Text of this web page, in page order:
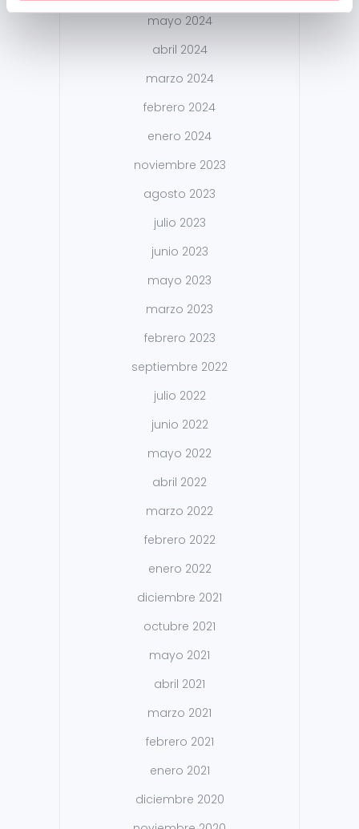
mayo 2024
abril 2024
marzo 2024
febrero 2024
enero 2024
noviembre 2023
agosto 2023
julio 2023
junio 2023
mayo 2023
marzo 2023
febrero 2023
septiembre 2022
julio 2022
junio 2022
mayo 2022
abril 2022
marzo 2022
febrero 2022
enero 2022
diciembre 2021
octubre 2021
mayo 2021
abril 2021
marzo 2021
febrero 2021
enero 2021
diciembre 2020